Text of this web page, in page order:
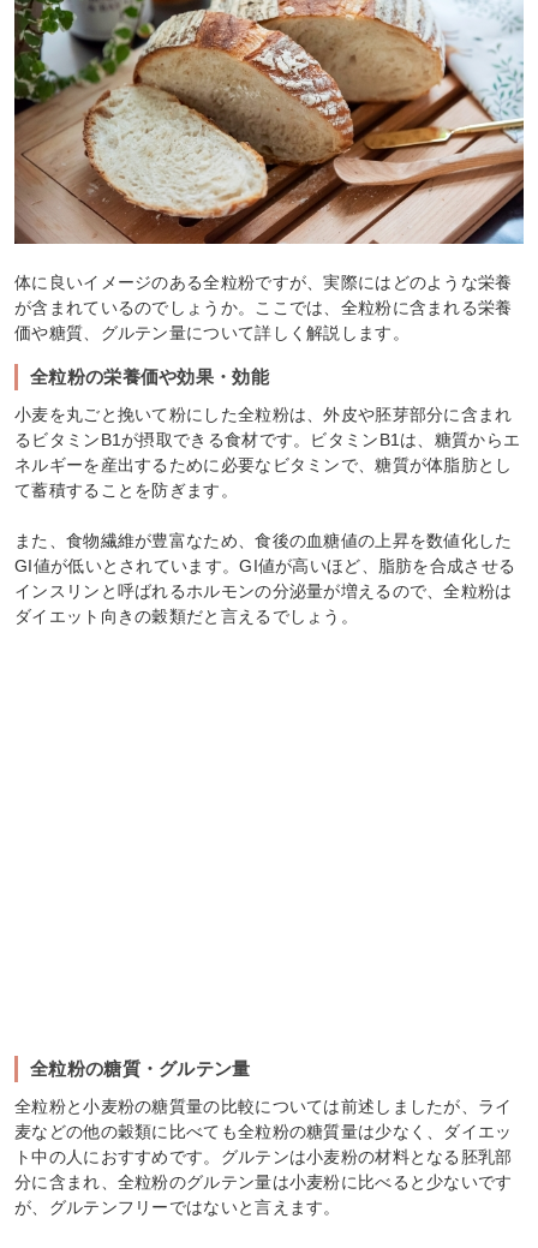
体に良いイメージのある全粒粉ですが、実際にはどのような栄養
が含まれているのでしょうか。ここでは、全粒粉に含まれる栄養
価や糖質、グルテン量について詳しく解説します。
全粒粉の栄養価や効果・効能
小麦を丸ごと挽いて粉にした全粒粉は、外皮や胚芽部分に含まれ
るビタミンB1が摂取できる食材です。ビタミンB1は、糖質からエ
ネルギーを産出するために必要なビタミンで、糖質が体脂肪とし
て蓄積することを防ぎます。
また、食物繊維が豊富なため、食後の血糖値の上昇を数値化した
GI値が低いとされています。GI値が高いほど、脂肪を合成させる
インスリンと呼ばれるホルモンの分泌量が増えるので、全粒粉は
ダイエット向きの穀類だと言えるでしょう。
全粒粉の糖質・グルテン量
全粒粉と小麦粉の糖質量の比較については前述しましたが、ライ
麦などの他の穀類に比べても全粒粉の糖質量は少なく、ダイエッ
ト中の人におすすめです。グルテンは小麦粉の材料となる胚乳部
分に含まれ、全粒粉のグルテン量は小麦粉に比べると少ないです
が、グルテンフリーではないと言えます。